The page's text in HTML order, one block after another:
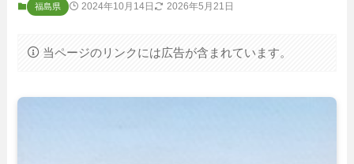
福島県 2024年10月14日 2026年5月21日
当ページのリンクには広告が含まれています。